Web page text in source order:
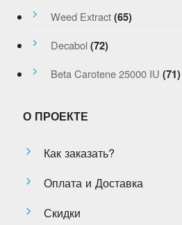
Weed Extract (65)
Decabol (72)
Beta Carotene 25000 IU (71)
О ПРОЕКТЕ
Как заказать?
Оплата и Доставка
Скидки